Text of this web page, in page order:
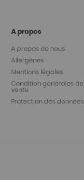
A propos
A propos de nous
Allergènes
Mentions légales
Condition générales de
vente
Protection des données